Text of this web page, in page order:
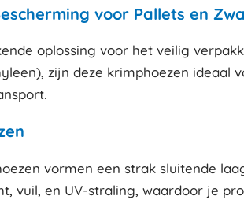
voor Pallets en
oplossing voor het veilig
zijn deze krimphoezen
vormen een strak sluitende
vuil, en UV-straling, waardoor je